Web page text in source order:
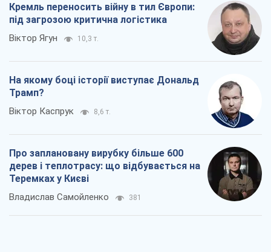
Кремль переносить війну в тил Європи:
під загрозою критична логістика
Віктор Ягун 10,3 т.
На якому боці історії виступає Дональд
Трамп?
Віктор Каспрук 8,6 т.
Про заплановану вирубку більше 600
дерев і теплотрасу: що відбувається на
Теремках у Києві
Владислав Самойленко 381